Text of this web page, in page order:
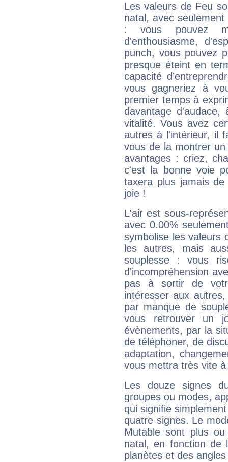
Les valeurs de Feu
natal, avec
: vous pouvez
d'enthousiasme,
punch, vous pouvez
presque éteint en
capacité
vous gagneriez à
premier temps à
davantage
vitalité. Vous avez
autres à l'intérieur, il
vous de la montrer
avantages : criez,
c'est la bonne voie
taxera plus jamais
joie !
L'air est sous-
avec 0.00%
symbolise les valeurs
les autres, mais
souplesse : vous
d'incompréhension
pas à sortir de
intéresser aux
par manque de
vous retrouver un
évènements, par la
de téléphoner, de
adaptation,
vous mettra très vite
Les douze signes
groupes ou modes,
qui signifie
quatre signes. Le
Mutable sont plus
natal, en fonction de
planètes et des